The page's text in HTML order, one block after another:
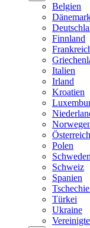
Belgien
Finnland
Italien
Irland
Kroatien
Österreich
Polen
Schweden
Schweiz
Spanien
Türkei
Ukraine